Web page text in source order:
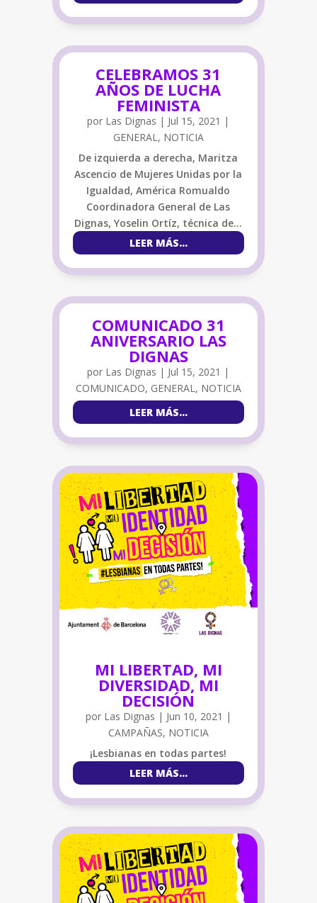
CELEBRAMOS 31
AÑOS DE LUCHA
FEMINISTA
por Las Dignas | Jul 15, 2021 |
GENERAL, NOTICIA
De izquierda a derecha, Maritza
Ascencio de Mujeres Unidas por la
Igualdad, América Romualdo
Coordinadora General de Las
Dignas, Yoselin Ortíz, técnica de…
LEER MÁS…
COMUNICADO 31
ANIVERSARIO LAS
DIGNAS
por Las Dignas | Jul 15, 2021 |
COMUNICADO, GENERAL, NOTICIA
LEER MÁS…
MI LIBERTAD, MI
DIVERSIDAD, MI
DECISIÓN
por Las Dignas | Jun 10, 2021 |
CAMPAÑAS, NOTICIA
¡Lesbianas en todas partes!
LEER MÁS…